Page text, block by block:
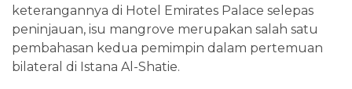
keterangannya di Hotel Emirates Palace selepas
peninjauan, isu mangrove merupakan salah satu
pembahasan kedua pemimpin dalam pertemuan
bilateral di Istana Al-Shatie.